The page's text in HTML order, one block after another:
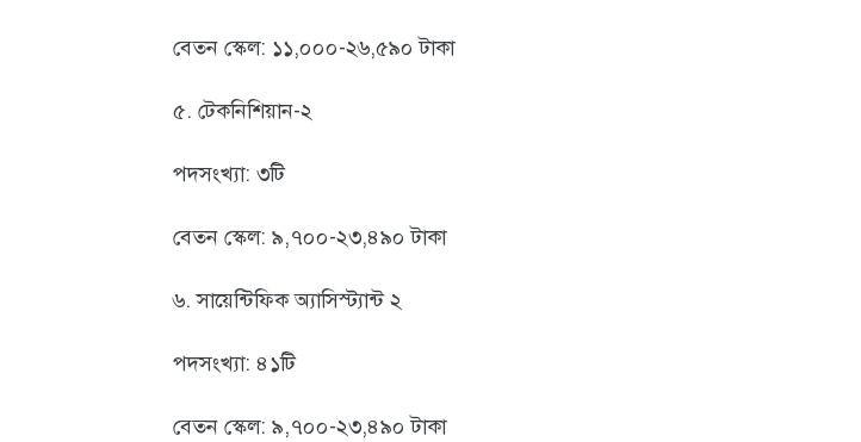
বেতন স্কেল: ১১,০০০-২৬,৫৯০ টাকা
৫. টেকনিশিয়ান-২
পদসংখ্যা: ৩টি
বেতন স্কেল: ৯,৭০০-২৩,৪৯০ টাকা
৬. সায়েন্টিফিক অ্যাসিস্ট্যান্ট ২
পদসংখ্যা: ৪১টি
বেতন স্কেল: ৯,৭০০-২৩,৪৯০ টাকা